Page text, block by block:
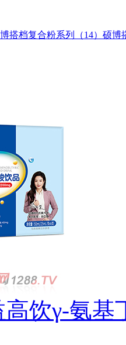
搭档复合粉系列（14） 硕博
饮γ-氨基